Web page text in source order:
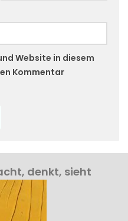
Website in diesem
Kommentar
denkt, sieht